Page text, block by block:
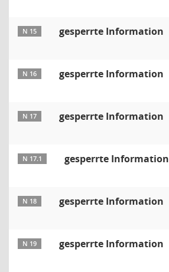
N 15 gesperrte Information
N 16 gesperrte Information
N 17 gesperrte Information
N 17.1 gesperrte Information
N 18 gesperrte Information
N 19 gesperrte Information